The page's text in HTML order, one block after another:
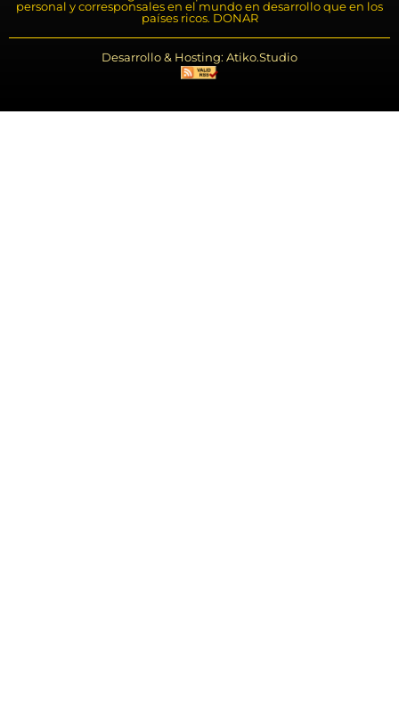
personal y corresponsales en el mundo en desarrollo que en los
países ricos. DONAR
Desarrollo & Hosting: Atiko.Studio